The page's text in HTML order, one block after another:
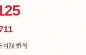
可証番号